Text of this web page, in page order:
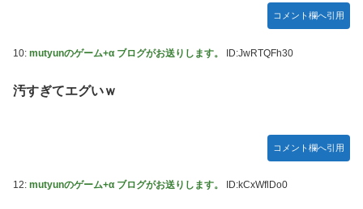
積水ハウス「地面師に55億円騙し取られた…」ワイ「はえー
【激震】韓国人「韓国サッカー協会、W杯・五輪で複数回の
韓国の反応
冨里奈央ちゃん、罰ゲームのセミをずっと気にしてたｗ【乃
モーニング娘。'25『気になるその気の歌』ってガチで名曲
コメント欄へ引用
10: mutyunのゲーム+α ブログがお送りします。 ID:JwRTQFh30
汚すぎてエグいｗ
コメント欄へ引用
12: mutyunのゲーム+α ブログがお送りします。 ID:kCxWflDo0